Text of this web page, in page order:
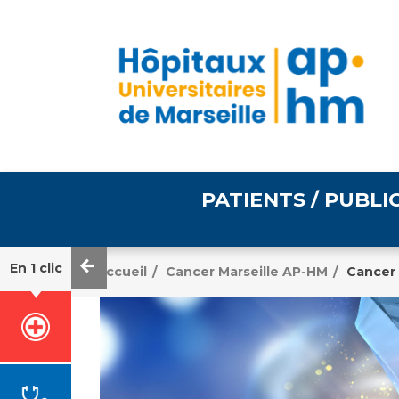
PATIENTS /
Informations pratiques
médical
Égalité professionnelle
Emploi / formation
En 1 clic Accueil / Cancer Marseille AP-HM /